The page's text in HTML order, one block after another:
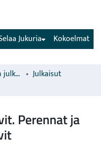
Kokoelmat
Jukuria
Luonnonvarakeskuksen julkaisut
Julkaisut
Perennat ja